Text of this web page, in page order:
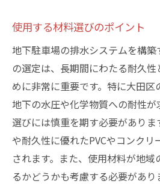
使用する材料選びのポイント
地下駐車場の排水システムを構
の選定は、長期間にわたる耐久
めに非常に重要です。特に大田区
地下の水圧や化学物質への耐性
選びには慎重を期す必要があり
や耐久性に優れたPVCやコンク
されます。また、使用材料が地
るかどうかも考慮する必要があ